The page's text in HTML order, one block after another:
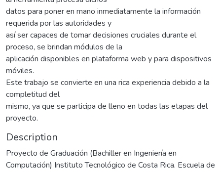
datos para poner en mano inmediatamente la información
requerida por las autoridades y
así ser capaces de tomar decisiones cruciales durante el
proceso, se brindan módulos de la
aplicación disponibles en plataforma web y para dispositivos
móviles.
Este trabajo se convierte en una rica experiencia debido a la
completitud del
mismo, ya que se participa de lleno en todas las etapas del
proyecto.
Description
Proyecto de Graduación (Bachiller en Ingeniería en
Computación) Instituto Tecnológico de Costa Rica. Escuela de